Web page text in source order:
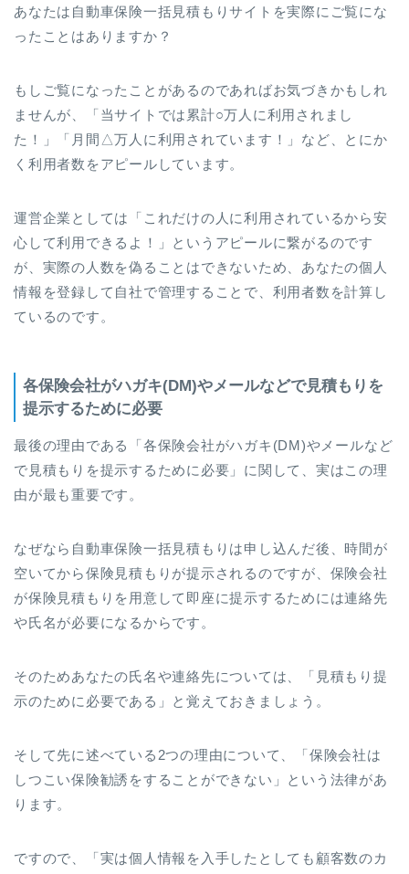
あなたは自動車保険一括見積もりサイトを実際にご覧にな
ったことはありますか？
もしご覧になったことがあるのであればお気づきかもしれ
ませんが、「当サイトでは累計○万人に利用されまし
た！」「月間△万人に利用されています！」など、とにか
く利用者数をアピールしています。
運営企業としては「これだけの人に利用されているから安
心して利用できるよ！」というアピールに繋がるのです
が、実際の人数を偽ることはできないため、あなたの個人
情報を登録して自社で管理することで、利用者数を計算し
ているのです。
各保険会社がハガキ(DM)やメールなどで見積もりを
提示するために必要
最後の理由である「各保険会社がハガキ(DM)やメールなど
で見積もりを提示するために必要」に関して、実はこの理
由が最も重要です。
なぜなら自動車保険一括見積もりは申し込んだ後、時間が
空いてから保険見積もりが提示されるのですが、保険会社
が保険見積もりを用意して即座に提示するためには連絡先
や氏名が必要になるからです。
そのためあなたの氏名や連絡先については、「見積もり提
示のために必要である」と覚えておきましょう。
そして先に述べている2つの理由について、「保険会社は
しつこい保険勧誘をすることができない」という法律があ
ります。
ですので、「実は個人情報を入手したとしても顧客数のカ